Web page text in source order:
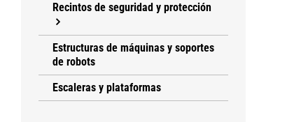
Recintos de seguridad y protección
Estructuras de máquinas y soportes
de robots
Escaleras y plataformas